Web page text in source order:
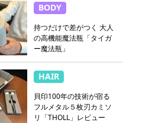
BODY
持つだけで差がつく 大人
の高機能魔法瓶「タイガ
ー魔法瓶」
HAIR
貝印100年の技術が宿る
フルメタル５枚刃カミソ
リ「THOLL」レビュー